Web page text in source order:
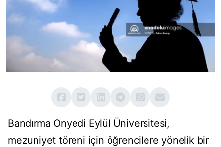
Bandırma Onyedi Eylül Üniversitesi,
mezuniyet töreni için öğrencilere yönelik bir